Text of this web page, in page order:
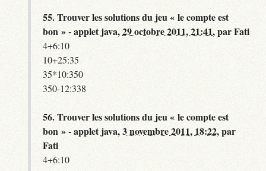
55.Trouver les solutions du jeu « le compte est
bon » - applet java,29 octobre 2011, 21:41,parFati
4+6:10
10+25:35
35*10:350
350-12:338
56.Trouver les solutions du jeu « le compte est
bon » - applet java,3 novembre 2011, 18:22,par
Fati
4+6:10